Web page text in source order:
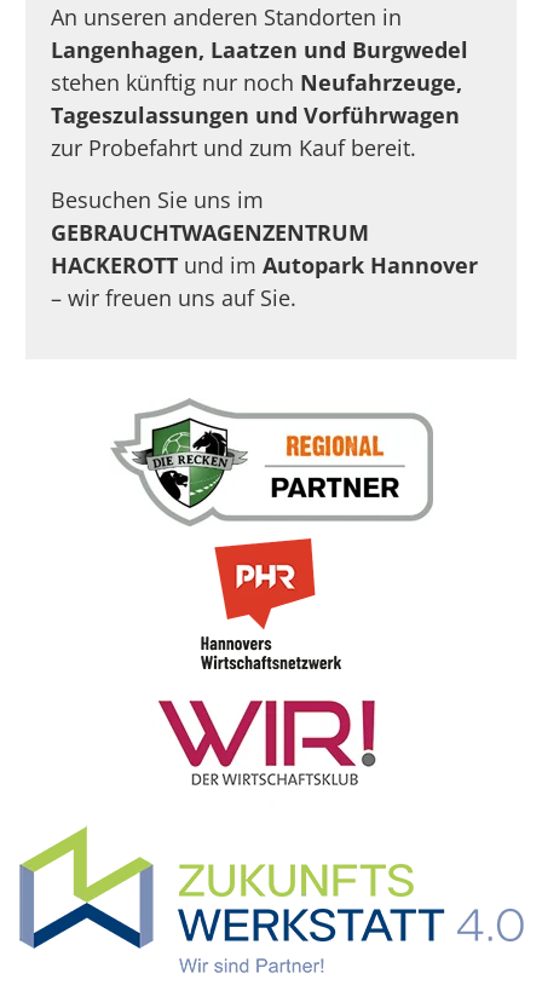
An unseren anderen Standorten in
Langenhagen, Laatzen und Burgwedel
stehen künftig nur noch Neufahrzeuge,
Tageszulassungen und Vorführwagen
zur Probefahrt und zum Kauf bereit.
Besuchen Sie uns im
GEBRAUCHTWAGENZENTRUM
HACKEROTT und imAutopark Hannover
– wir freuen uns auf Sie.